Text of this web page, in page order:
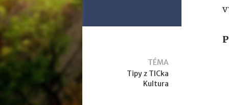
TÉMA
Tipy z TICka
Kultura